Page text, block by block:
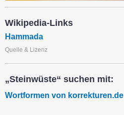
Wikipedia-Links
Hammada
Quelle & Lizenz
„Steinwüste“ suchen mit:
Wortformen von korrekturen.de